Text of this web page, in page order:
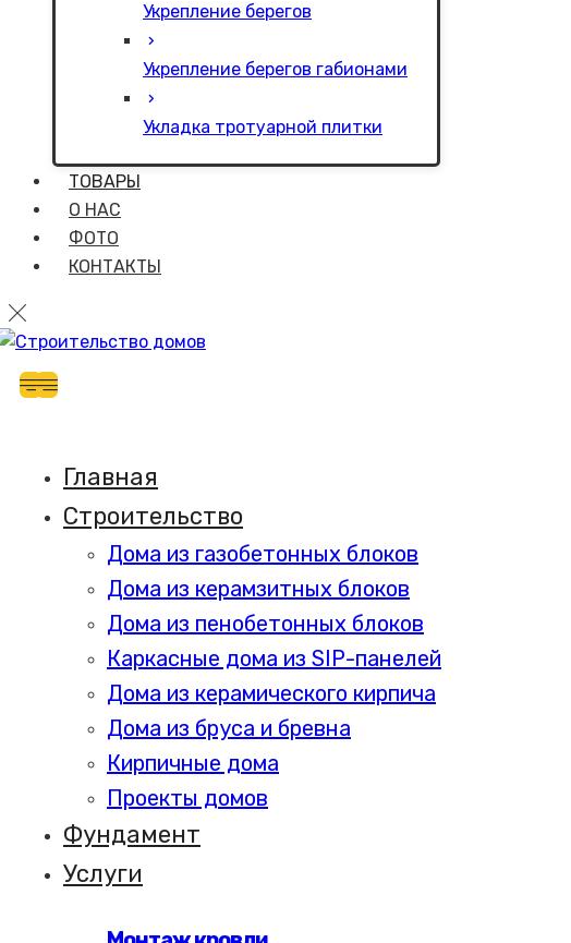
Укрепление берегов
Укрепление берегов габионами
Укладка тротуарной плитки
ТОВАРЫ
О НАС
ФОТО
КОНТАКТЫ
Главная
Строительство
Дома из газобетонных блоков
Дома из керамзитных блоков
Дома из пенобетонных блоков
Каркасные дома из SIP-панелей
Дома из керамического кирпича
Дома из бруса и бревна
Кирпичные дома
Проекты домов
Фундамент
Услуги